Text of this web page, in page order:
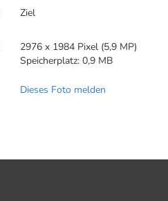
Ziel
2976 x 1984 Pixel (5,9 MP)
Speicherplatz: 0,9 MB
Dieses Foto melden